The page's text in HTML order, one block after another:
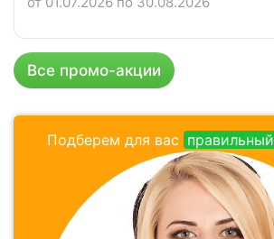
Все промо-акции
Подберем для вас правильный